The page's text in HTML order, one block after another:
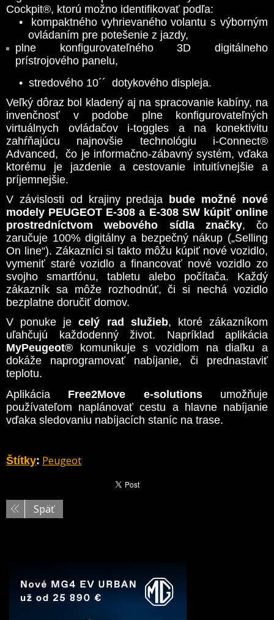
Cockpit®, ktorú možno identifikovať podľa:
•
kompaktného vyhrievaného volantu s výborným
ovládaním pre potešenie z jazdy,
plne konfigurovateľného 3D digitálneho
prístrojového panelu,
• stredového 10´´ dotykového displeja.
Veľký dôraz bol kladený aj na spracovanie kabíny, na
invenčnosť v podobe plne konfigurovateľných
virtuálnych ovládačov i-toggles a na konektivitu
zahŕňajúcu najnovšie technológiu i-Connect®
Advanced, čo je informačno-zábavný systém, vďaka
ktorému je jazdenie a cestovanie intuitívnejšie a
príjemnejšie.
V závislosti od krajiny predaja
bude možné nové
modely PEUGEOT E-308 a E-308 SW kúpiť online
prostredníctvom webového sídla značky, čo
zaručuje 100% digitálny a bezpečný nákup („Selling
On line“). Zákazníci si takto môžu kúpiť nové vozidlo,
vymeniť staré vozidlo a financovať nové vozidlo zo
svojho smartfónu, tabletu alebo počítača. Každý
zákazník sa môže rozhodnúť, či si nechá vozidlo
bezplatne doručiť domov.
V ponuke jecelý rad služieb, ktoré zákazníkom
uľahčujú každodenný život. Napríklad aplikácia
MyPeugeot® komunikuje s vozidlom na diaľku a
dokáže naprogramovať nabíjanie, či prednastaviť
teplotu.
Aplikácia Free2Move e-solutionsumožňuje
používateľom naplánovať cestu a hlavne nabíjanie
vďaka sledovaniu nabíjacích staníc na trase.
Štítky: Peugeot
Späť